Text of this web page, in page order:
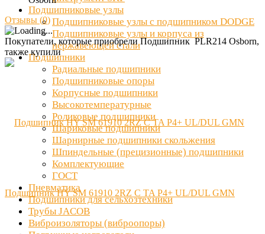
Подшипниковые узлы
Подшипниковые узлы с подшипником DODGE
Подшипниковые узлы и корпуса из
нержавеющей стали
Подшипники
Радиальные подшипники
Подшипниковые опоры
Корпусные подшипники
Высокотемпературные
Роликовые подшипники
Шариковые подшипники
Шарнирные подшипники скольжения
Шпиндельные (прецизионные) подшипники
Комплектующие
ГОСТ
Пневматика
Подшипники для сельхозтехники
Трубы JACOB
Виброизоляторы (виброопоры)
Отзывы (0)
Покупатели, которые приобрели Подшипник PLR214 Osborn,
также купили
Подшипник HY SM 61910 2RZ C TA P4+ UL/DUL GMN